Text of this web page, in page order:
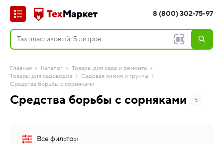
8 (800) 302-75-97
Главная Каталог
Товары для сада и ремонта
Товары для садоводов
Садовая химия и грунты
Средства борьбы с сорняками
Средства борьбы с сорняками 5
Все фильтры